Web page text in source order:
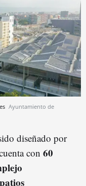
Ayuntamiento de
diseñado por
con 60
patios